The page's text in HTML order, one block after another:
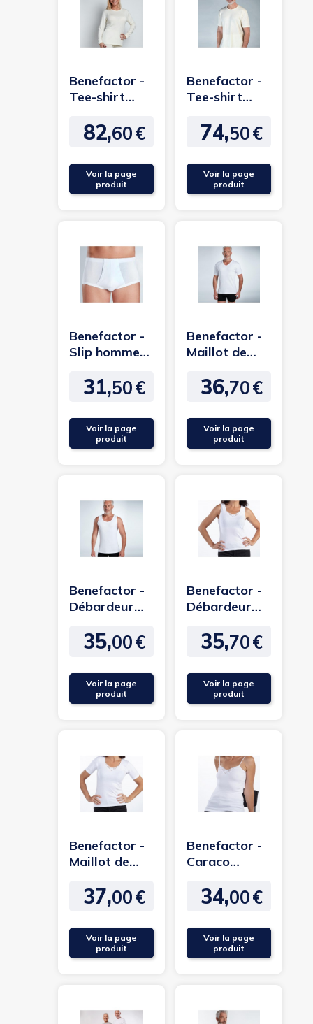
Benefactor -
Tee-shirt
longues en
laine Mérinos
Prix
82,60€
Voir la page
produit
Benefactor -
Tee-shirt
courtes en
laine Mérinos
Prix
74,50€
Voir la page
produit
Benefactor -
Slip homme
coton
Prix
31,50€
Voir la page
produit
Benefactor -
Maillot de
coton Homme
sans coutures
Prix
36,70€
Voir la page
produit
Benefactor -
Débardeur
homme sans
couture
Prix
35,00€
Voir la page
produit
Benefactor -
Débardeur
femme sans
couture
Prix
35,70€
Voir la page
produit
Benefactor -
Maillot de
courtes sans
couture
Prix
37,00€
Voir la page
produit
Benefactor -
Caraco
femme
Prix
34,00€
Voir la page
produit